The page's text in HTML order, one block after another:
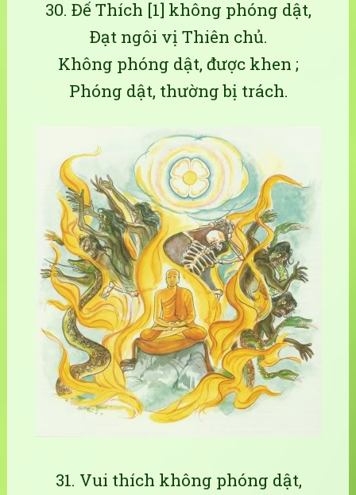
30. Ðế Thích [1] không phóng dật,
Ðạt ngôi vị Thiên chủ.
Không phóng dật, được khen ;
Phóng dật, thường bị trách.
31. Vui thích không phóng dật,